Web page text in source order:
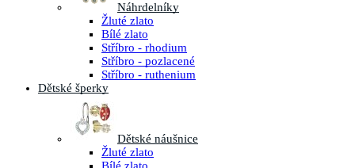
Náhrdelníky
Žluté zlato
Bílé zlato
Stříbro - rhodium
Stříbro - pozlacené
Stříbro - ruthenium
Dětské šperky
Dětské náušnice
Žluté zlato